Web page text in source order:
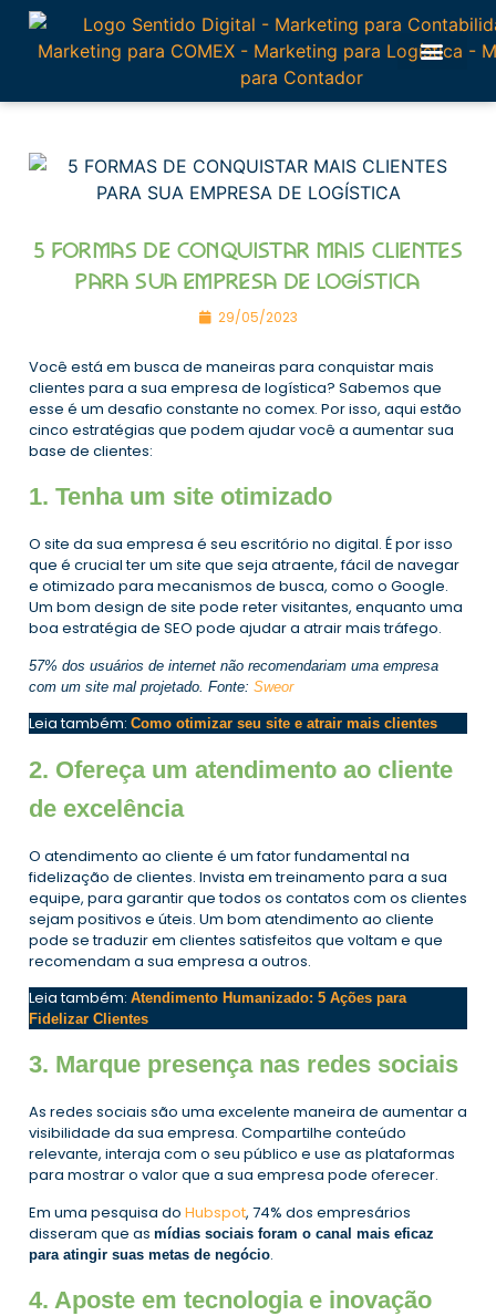
5 FORMAS DE CONQUISTAR MAIS CLIENTES
PARA SUA EMPRESA DE LOGÍSTICA
29/05/2023
Você está em busca de maneiras para conquistar mais
clientes para a sua empresa de logística? Sabemos que
esse é um desafio constante no comex. Por isso, aqui estão
cinco estratégias que podem ajudar você a aumentar sua
base de clientes:
1. Tenha um site otimizado
O site da sua empresa é seu escritório no digital. É por isso
que é crucial ter um site que seja atraente, fácil de navegar
e otimizado para mecanismos de busca, como o Google.
Um bom design de site pode reter visitantes, enquanto uma
boa estratégia de SEO pode ajudar a atrair mais tráfego.
57% dos usuários de internet não recomendariam uma empresa
com um site mal projetado. Fonte: Sweor
Leia também: Como otimizar seu site e atrair mais clientes
2. Ofereça um atendimento ao cliente
de excelência
O atendimento ao cliente é um fator fundamental na
fidelização de clientes. Invista em treinamento para a sua
equipe, para garantir que todos os contatos com os clientes
sejam positivos e úteis. Um bom atendimento ao cliente
pode se traduzir em clientes satisfeitos que voltam e que
recomendam a sua empresa a outros.
Leia também: Atendimento Humanizado: 5 Ações para
Fidelizar Clientes
3. Marque presença nas redes sociais
As redes sociais são uma excelente maneira de aumentar a
visibilidade da sua empresa. Compartilhe conteúdo
relevante, interaja com o seu público e use as plataformas
para mostrar o valor que a sua empresa pode oferecer.
Em uma pesquisa do Hubspot, 74% dos empresários
disseram que as mídias sociais foram o canal mais eficaz
para atingir suas metas de negócio.
4. Aposte em tecnologia e inovação